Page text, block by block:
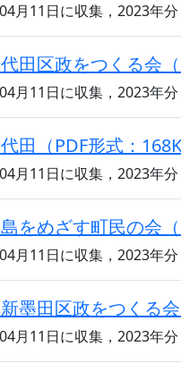
月11日に収集，2023年分
田区政をつくる会（
月11日に収集，2023年分
田（PDF形式：
月11日に収集，2023年分
をめざす町民の会（
月11日に収集，2023年分
墨田区政をつくる会
月11日に収集，2023年分